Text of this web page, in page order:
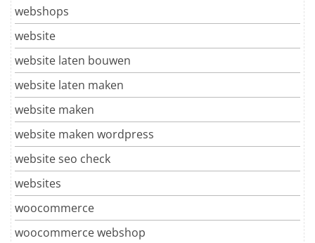
webshops
website
website laten bouwen
website laten maken
website maken
website maken wordpress
website seo check
websites
woocommerce
woocommerce webshop